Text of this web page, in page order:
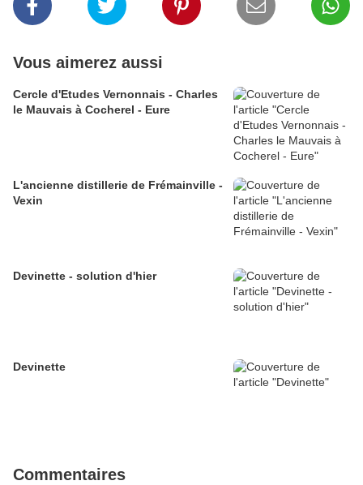
Vous aimerez aussi
Cercle d'Etudes Vernonnais - Charles
le Mauvais à Cocherel - Eure
L'ancienne distillerie de Frémainville -
Vexin
Devinette - solution d'hier
Devinette
Commentaires